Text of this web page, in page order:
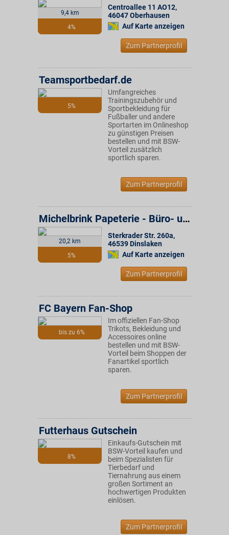
9,4 km
4%
Centroallee 11 AO12,
46047Oberhausen
Auf Karte anzeigen
Zum Partnerprofil
5%
Teamsportbedarf.de
Umfangreiches
Trainingszubehör und
Sportbekleidung für
Fußballer und andere
Sportarten im Onlineshop
zu günstigen Preisen
bestellen und mit BSW-
Vorteil zusätzlich
sportlich sparen.
Zum Partnerprofil
20,2 km
5%
Michelbrink Papeterie - Büro- und Schreibwaren
Sterkrader Str. 260a,
46539 Dinslaken
Auf Karte anzeigen
Zum Partnerprofil
bis zu 6%
FC Bayern Fan-Shop
Im offiziellen Fan-Shop
Trikots, Bekleidung und
Accessoires online
bestellen und mit BSW-
Vorteil beim Shoppen der
Fanartikel sportlich
sparen.
Zum Partnerprofil
8%
Futterhaus Gutschein
Einkaufs-Gutschein mit
BSW-Vorteil kaufen und
beim Spezialisten für
Tierbedarf und
Tiernahrung aus einem
großen Sortiment an
hochwertigen Produkten
einlösen.
Zum Partnerprofil